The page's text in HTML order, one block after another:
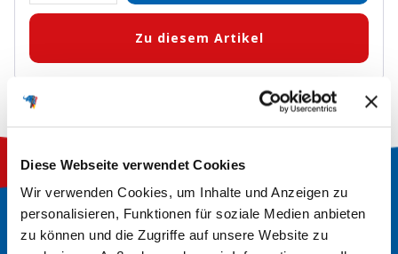
Diese Webseite verwendet Cookies
Wir verwenden Cookies, um Inhalte und Anzeigen zu
personalisieren, Funktionen für soziale Medien anbieten
zu können und die Zugriffe auf unsere Website zu
verringern erhöhen
Zu diesem Artikel
So finden Sie die richtige